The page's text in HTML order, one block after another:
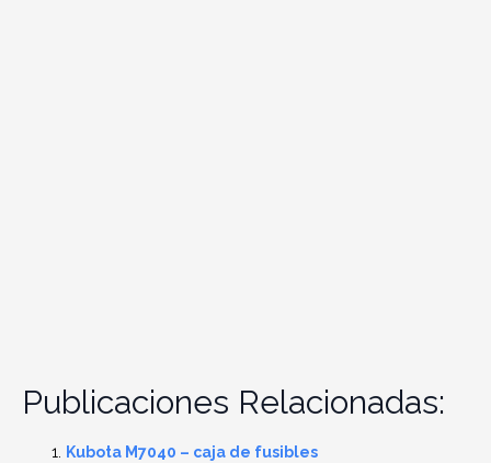
Publicaciones Relacionadas:
Kubota M7040 – caja de fusibles